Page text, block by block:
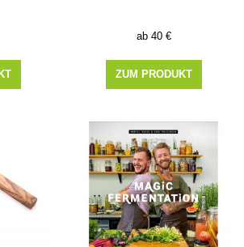
40 €
ZUM PRODUKT